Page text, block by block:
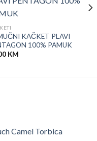
KAČKET PLAVI
100% PAMUK
KM
Camel Torbica